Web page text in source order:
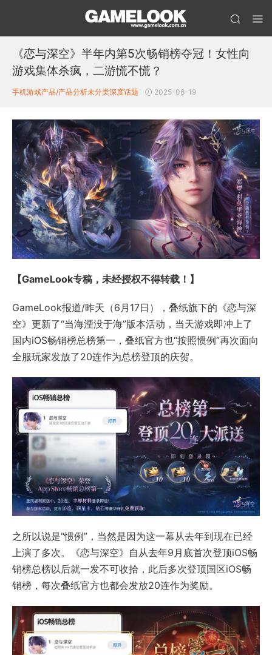
《恋与深空》半年内第5次畅销榜夺冠！女性向
游戏集体杀疯，二游慌不慌？
手机游戏产品/产品分析未分类深度话题 2025-06-19
【GameLook专稿，未经授权不得转载！】
GameLook报道/昨天（6月17日），叠纸旗下的《恋与深
空》更新了“当海湮没于海”版本活动，当天游戏即冲上了
国内iOS畅销榜总榜第一，叠纸官方也“按照惯例”再次面向
全服玩家发放了20连作为总榜登顶的庆贺。
之所以说是“惯例”，当然是因为这一幕从去年到现在已经
上演了多次。《恋与深空》自从去年9月底首次登顶iOS畅
销榜总榜以后就一发不可收拾，此后多次登顶国区iOS畅
销榜，每次叠纸官方也都会发放20连作为奖励。